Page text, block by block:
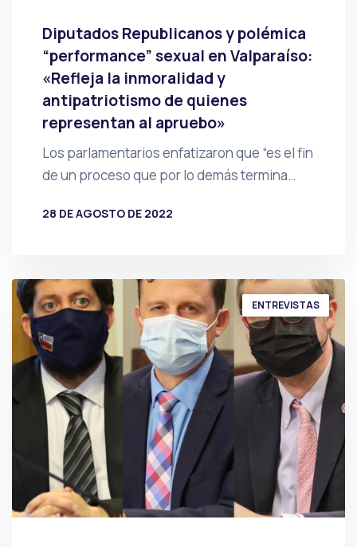
Diputados Republicanos y polémica
“performance” sexual en Valparaíso:
«Refleja la inmoralidad y
antipatriotismo de quienes
representan al apruebo»
Los parlamentarios enfatizaron que “es el fin
de un proceso que por lo demás termina…
28 DE AGOSTO DE 2022
ENTREVISTAS